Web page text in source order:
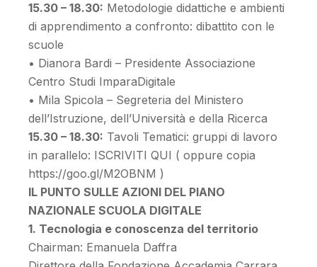
15.30 – 18.30: Metodologie didattiche e ambienti
di apprendimento a confronto: dibattito con le
scuole
• Dianora Bardi – Presidente Associazione
Centro Studi ImparaDigitale
• Mila Spicola – Segreteria del Ministero
dell’Istruzione, dell’Università e della Ricerca
15.30 – 18.30: Tavoli Tematici: gruppi di lavoro
in parallelo: ISCRIVITI QUI ( oppure copia
https://goo.gl/M2OBNM )
IL PUNTO SULLE AZIONI DEL PIANO
NAZIONALE SCUOLA DIGITALE
1. Tecnologia e conoscenza del territorio
Chairman: Emanuela Daffra